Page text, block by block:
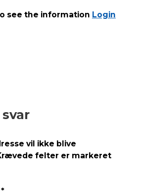
see the information Login
vil ikke blive
felter er markeret
*